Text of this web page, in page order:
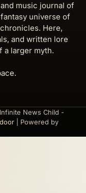
music journal of
universe of
Here,
and written lore
a larger myth.
Infinite News Child -
| Powered by